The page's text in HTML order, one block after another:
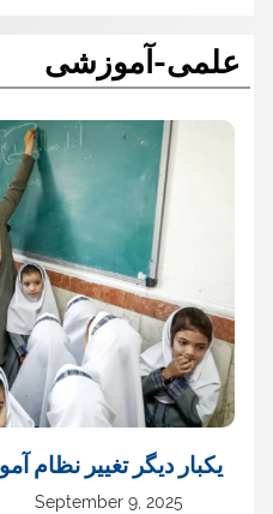
علمی-آموزشی
یک‏بار دیگر تغییر
September 9, 2025